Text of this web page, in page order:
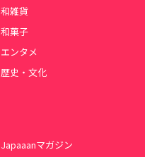
和雑貨
和菓子
エンタメ
歴史・文化
Japaaanマガジン